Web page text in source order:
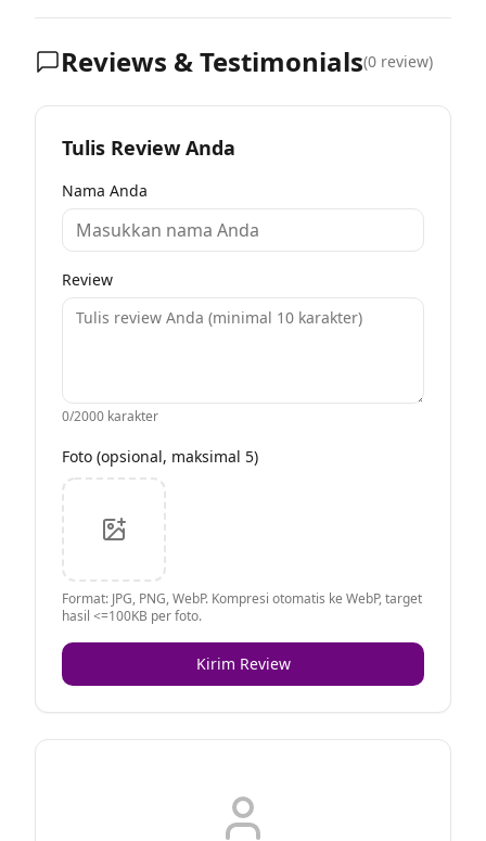
Reviews & Testimonials(0 review)
Tulis Review Anda
Nama Anda
Review
0/2000 karakter
Foto (opsional, maksimal 5)
Format: JPG, PNG, WebP. Kompresi otomatis ke WebP, target
hasil <=100KB per foto.
Kirim Review